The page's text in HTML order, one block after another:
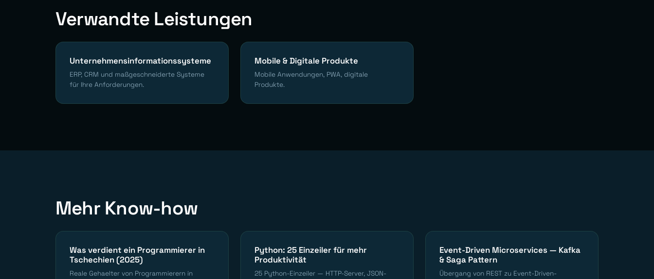
Verwandte Leistungen
Unternehmensinformationssysteme
ERP, CRM und maßgeschneiderte Systeme
für Ihre Anforderungen.
Mobile & Digitale Produkte
Mobile Anwendungen, PWA, digitale
Produkte.
Mehr Know-how
Was verdient ein Programmierer in
Tschechien (2025)
Reale Gehaelter von Programmierern in
Python: 25 Einzeiler für mehr
Produktivität
25 Python-Einzeiler — HTTP-Server, JSON-
Event-Driven Microservices — Kafka
& Saga Pattern
Übergang von REST zu Event-Driven-